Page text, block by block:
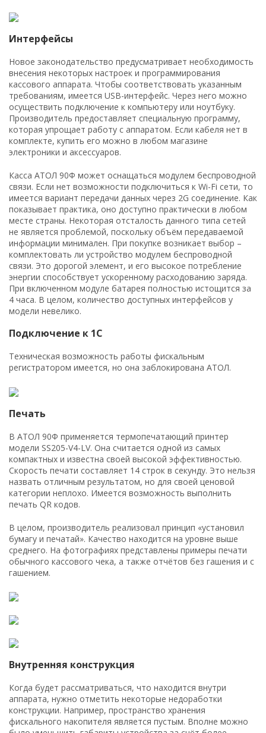
Интерфейсы
Новое законодательство предусматривает необходимость
внесения некоторых настроек и программирования
кассового аппарата. Чтобы соответствовать указанным
требованиям, имеется USB-интерфейс. Через него можно
осуществить подключение к компьютеру или ноутбуку.
Производитель предоставляет специальную программу,
которая упрощает работу с аппаратом. Если кабеля нет в
комплекте, купить его можно в любом магазине
электроники и аксессуаров.
Касса АТОЛ 90Ф может оснащаться модулем беспроводной
связи. Если нет возможности подключиться к Wi-Fi сети, то
имеется вариант передачи данных через 2G соединение. Как
показывает практика, оно доступно практически в любом
месте страны. Некоторая отсталость данного типа сетей
не является проблемой, поскольку объём передаваемой
информации минимален. При покупке возникает выбор –
комплектовать ли устройство модулем беспроводной
связи. Это дорогой элемент, и его высокое потребление
энергии способствует ускоренному расходованию заряда.
При включенном модуле батарея полностью истощится за
4 часа. В целом, количество доступных интерфейсов у
модели невелико.
Подключение к 1C
Техническая возможность работы фискальным
регистратором имеется, но она заблокирована АТОЛ.
Печать
В АТОЛ 90Ф применяется термопечатающий принтер
модели SS205-V4-LV. Она считается одной из самых
компактных и известна своей высокой эффективностью.
Скорость печати составляет 14 строк в секунду. Это нельзя
назвать отличным результатом, но для своей ценовой
категории неплохо. Имеется возможность выполнить
печать QR кодов.
В целом, производитель реализовал принцип «установил
бумагу и печатай». Качество находится на уровне выше
среднего. На фотографиях представлены примеры печати
обычного кассового чека, а также отчётов без гашения и с
гашением.
Внутренняя конструкция
Когда будет рассматриваться, что находится внутри
аппарата, нужно отметить некоторые недоработки
конструкции. Например, пространство хранения
фискального накопителя является пустым. Вполне можно